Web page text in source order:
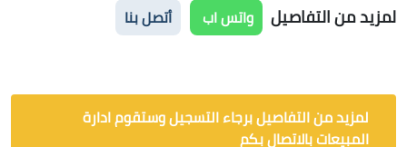
لمزيد من التفاصيل واتس اب أتصل بنا
لمزيد من التفاصيل برجاء التسجيل وستقوم ادارة
المبيعات بالاتصال بكم